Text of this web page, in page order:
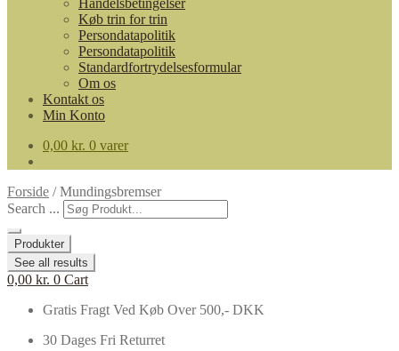
Handelsbetingelser
Køb trin for trin
Persondatapolitik
Persondatapolitik
Standardfortrydelsesformular
Om os
Kontakt os
Min Konto
0,00 kr. 0 varer
Forside /Mundingsbremser
Search ...
Produkter
See all results
0,00 kr. 0 Cart
Gratis Fragt Ved Køb Over 500,- DKK
30 Dages Fri Returret